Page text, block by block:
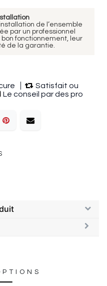
de l’ensemble
par un professionnel
fonctionnement, leur
de la garantie.
Satisfait ou
Le conseil par des pro